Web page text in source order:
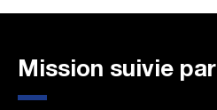
Mission suivie par